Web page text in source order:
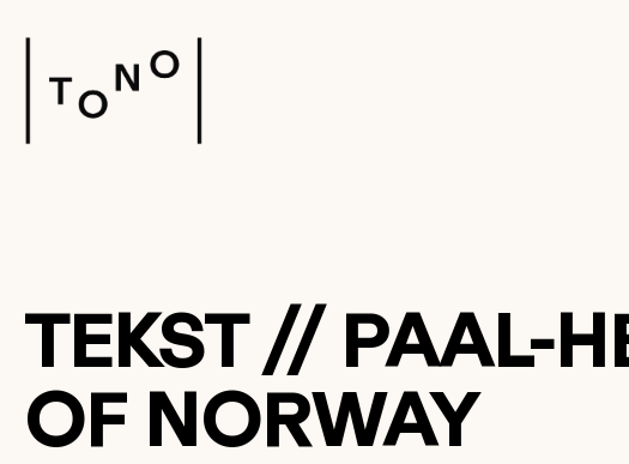
TEKST // PAAL-
OF NORWAY